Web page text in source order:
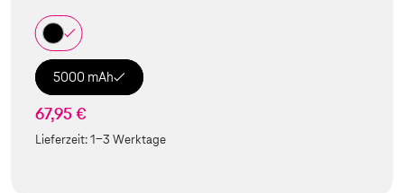
5000 mAh
67,95 €
Lieferzeit:1-3 Werktage